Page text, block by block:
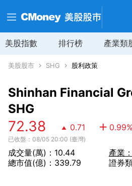
美股指數 排行榜 產業類
美股股市 SHG 股利政策
Shinhan Financial
SHG
72.38 0.71 0.99%
已收盤：08/05 20:00 (臺灣)
成交量(萬)：10.44
總市值(億)：339.79
產業
證券